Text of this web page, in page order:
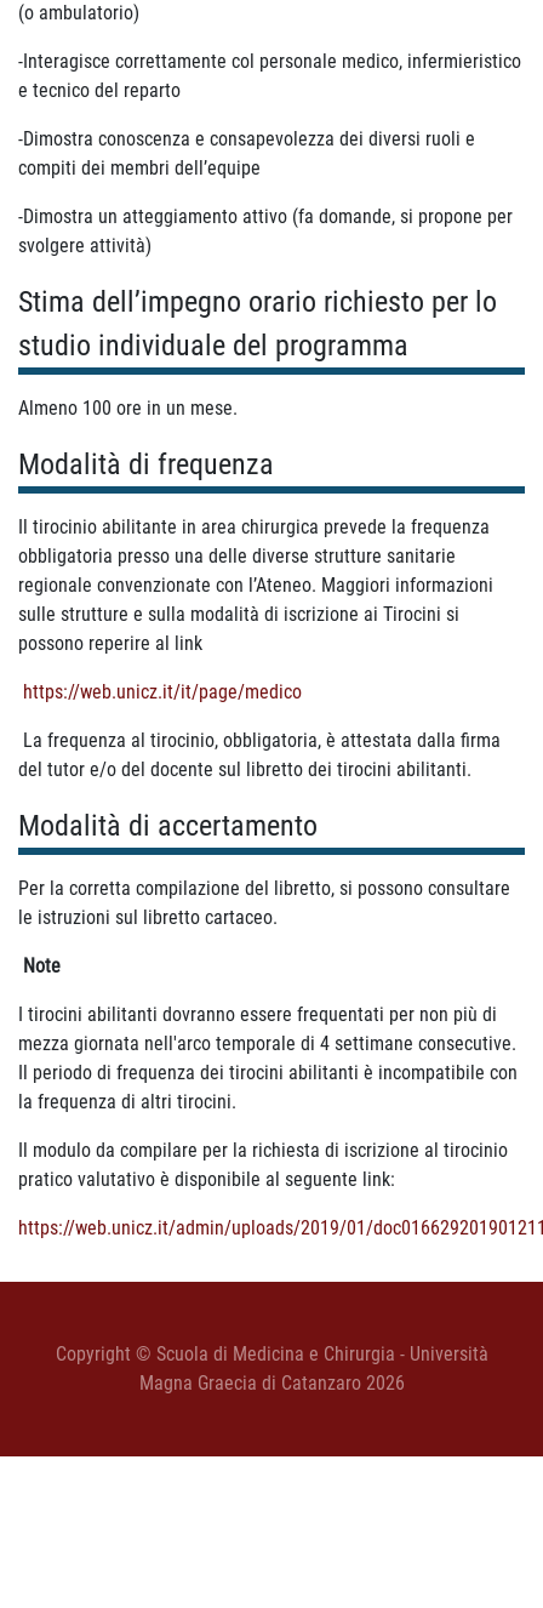
(o ambulatorio)
-Interagisce correttamente col personale medico, infermieristico
e tecnico del reparto
-Dimostra conoscenza e consapevolezza dei diversi ruoli e
compiti dei membri dell’equipe
-Dimostra un atteggiamento attivo (fa domande, si propone per
svolgere attività)
Stima dell’impegno orario richiesto per lo
studio individuale del programma
Almeno 100 ore in un mese.
Modalità di frequenza
Il tirocinio abilitante in area chirurgica prevede la frequenza
obbligatoria presso una delle diverse strutture sanitarie
regionale convenzionate con l’Ateneo. Maggiori informazioni
sulle strutture e sulla modalità di iscrizione ai Tirocini si
possono reperire al link
https://web.unicz.it/it/page/medico
La frequenza al tirocinio, obbligatoria, è attestata dalla firma
del tutor e/o del docente sul libretto dei tirocini abilitanti.
Modalità di accertamento
Per la corretta compilazione del libretto, si possono consultare
le istruzioni sul libretto cartaceo.
Note
I tirocini abilitanti dovranno essere frequentati per non più di
mezza giornata nell'arco temporale di 4 settimane consecutive.
Il periodo di frequenza dei tirocini abilitanti è incompatibile con
la frequenza di altri tirocini.
Il modulo da compilare per la richiesta di iscrizione al tirocinio
pratico valutativo è disponibile al seguente link:
https://web.unicz.it/admin/uploads/2019/01/
Copyright © Scuola di Medicina e Chirurgia - Università
Magna Graecia di Catanzaro 2026